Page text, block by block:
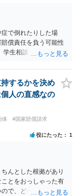
で倒れたりした場
償責任を負う可能性
学生相談窓口、ハラス
全で確実な方法で
するかを決め
人の直感なの
体
#国家賠償請求
役にたった 1
んとした根拠があり
とをおっしゃった有
で、どうしてもお知